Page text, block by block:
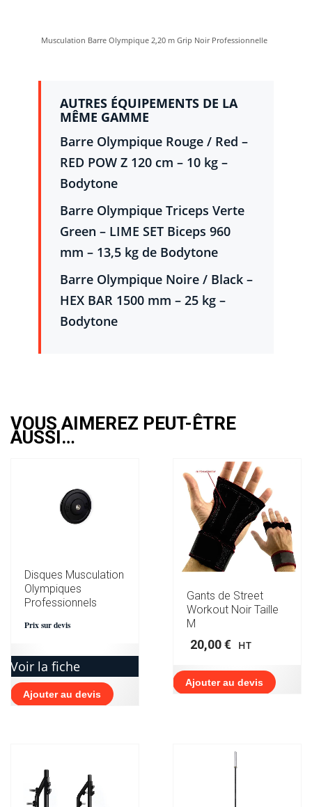
Musculation Barre Olympique 2,20 m Grip Noir Professionnelle
AUTRES ÉQUIPEMENTS DE LA
MÊME GAMME
Barre Olympique Rouge / Red –
RED POW Z 120 cm – 10 kg –
Bodytone
Barre Olympique Triceps Verte
Green – LIME SET Biceps 960
mm – 13,5 kg de Bodytone
Barre Olympique Noire / Black –
HEX BAR 1500 mm – 25 kg –
Bodytone
VOUS AIMEREZ PEUT-ÊTRE
AUSSI…
Disques Musculation
Olympiques
Professionnels
Prix sur devis
Voir la fiche
Ajouter au devis
Gants de Street
Workout Noir Taille
M
20,00€ HT
Ajouter au devis